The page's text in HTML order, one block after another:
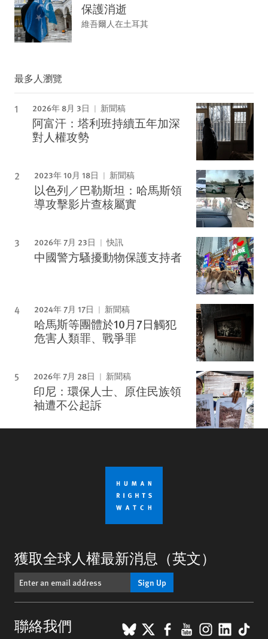
保護消逝
維吾爾人在土耳其
最多人瀏覽
2026年 8月 3日 新聞稿
阿富汗：塔利班持續五年加深
對人權攻勢
2023年 10月 18日 新聞稿
以色列／巴勒斯坦：哈馬斯領
導攻擊影片查核屬實
2026年 7月 23日 快訊
中國警方騷擾動物保護支持者
2024年 7月 17日 新聞稿
哈馬斯等團體於10月7日觸犯
危害人類罪、戰爭罪
2026年 7月 28日 新聞稿
印尼：環保人士、原住民族領
袖遭不公起訴
獲取全球人權最新消息（英文）
Sign Up
聯絡我們 BlueSky
X Facebook
YouTube